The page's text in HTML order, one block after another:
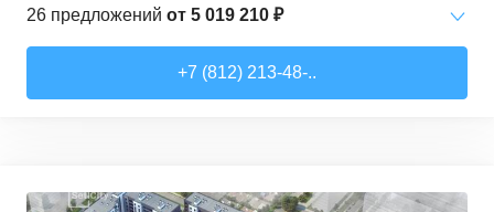
26 предложений от 5 019 210 ₽
+7 (812) 213-48-..